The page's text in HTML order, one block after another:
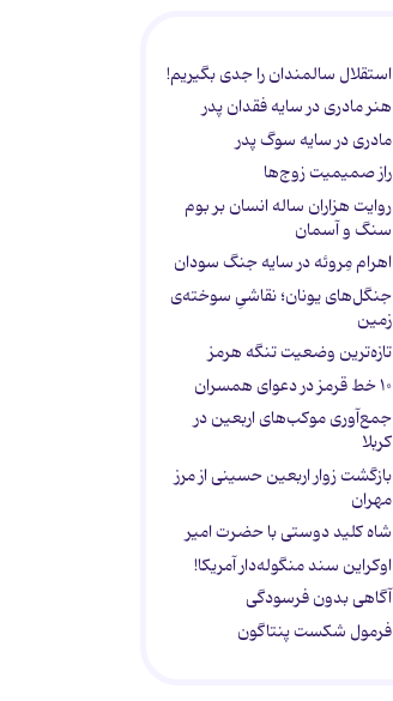
استقلال سالمندان را جدی بگیریم!
هنر مادری در سایه‌ فقدان پدر
مادری در سایه سوگ پدر
راز صمیمیت زوج‌ها
روایت هزاران ساله انسان بر بوم
سنگ و آسمان
اهرام مِروئه در سایه جنگ سودان
جنگل‌های یونان؛ نقاشیِ سوخته‌ی
زمین
تازه‌ترین وضعیت تنگه هرمز
۱۰ خط قرمز در دعوای همسران
جمع‌آوری موکب‌های اربعین در
کربلا
بازگشت زوار اربعین حسینی از مرز
مهران
شاه کلید دوستی با حضرت امیر
اوکراین سند منگوله‌دار آمریکا!
آگاهی بدون فرسودگی
فرمول شکست پنتاگون